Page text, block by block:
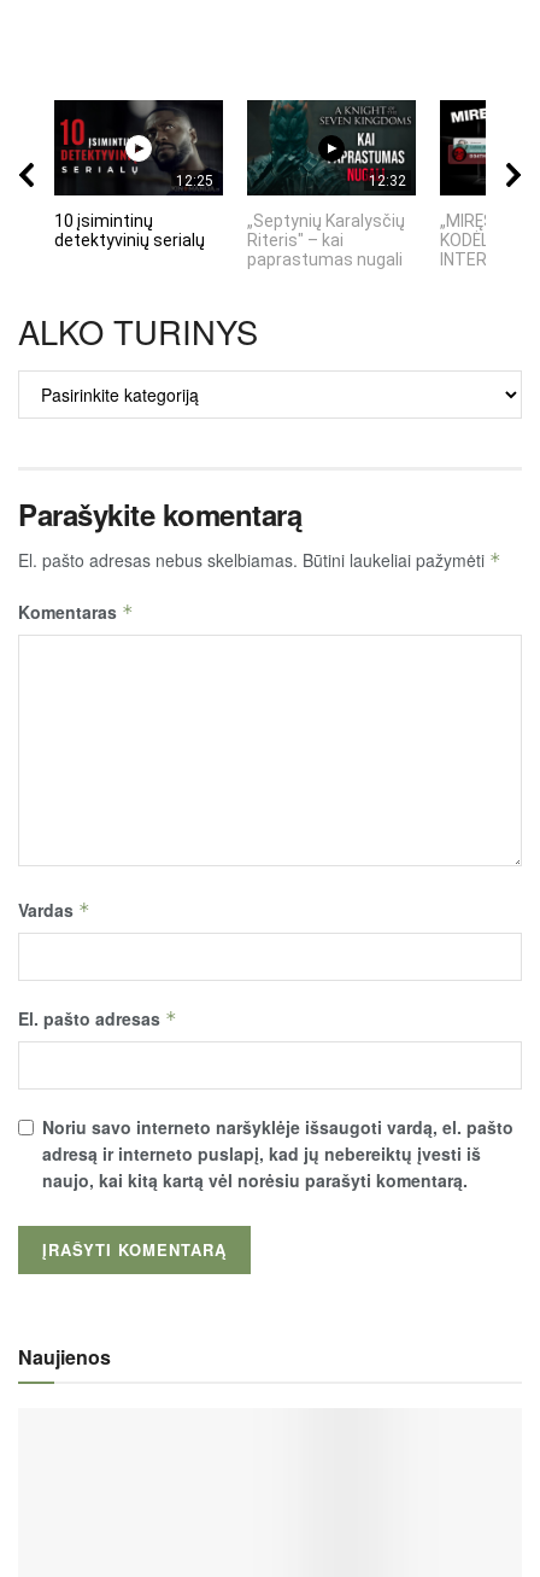
12:25
10 įsimintinų
detektyvinių serialų
12:32
„Septynių Karalysčių
Riteris" – kai
paprastumas nugali
„MIRĘS
KODĖL
INTERNETO
ALKO TURINYS
ALKO
TURINYS
Parašykite komentarą
El. pašto adresas nebus skelbiamas. Būtini laukeliai pažymėti *
Komentaras *
Vardas *
El. pašto adresas *
Noriu savo interneto naršyklėje išsaugoti vardą, el. pašto
adresą ir interneto puslapį, kad jų nebereiktų įvesti iš
naujo, kai kitą kartą vėl norėsiu parašyti komentarą.
Naujienos